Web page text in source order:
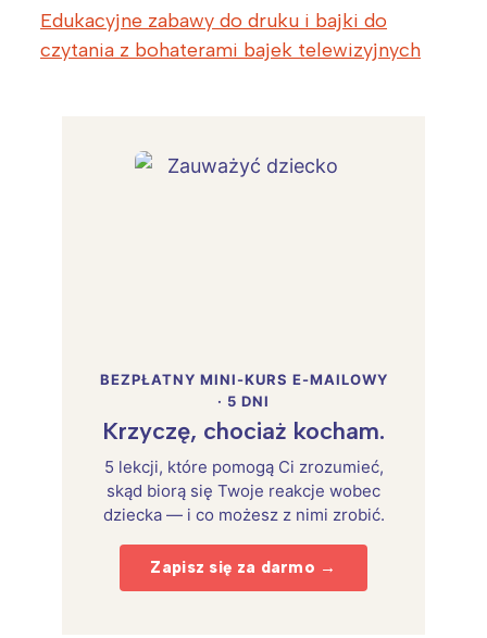
Edukacyjne zabawy do druku i bajki do
czytania z bohaterami bajek telewizyjnych
BEZPŁATNY MINI-KURS E-MAILOWY
· 5 DNI
Krzyczę, chociaż kocham.
5 lekcji, które pomogą Ci zrozumieć,
skąd biorą się Twoje reakcje wobec
dziecka — i co możesz z nimi zrobić.
Zapisz się za darmo →